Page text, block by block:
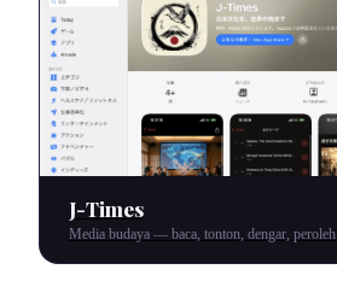
J-Times
Media budaya — baca, tonton, dengar, peroleh